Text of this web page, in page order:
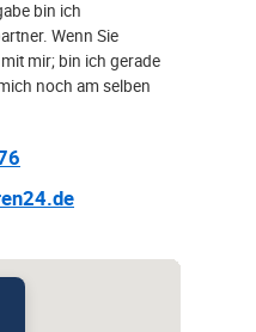
bin ich
Wenn Sie
mir; bin ich gerade
noch am selben